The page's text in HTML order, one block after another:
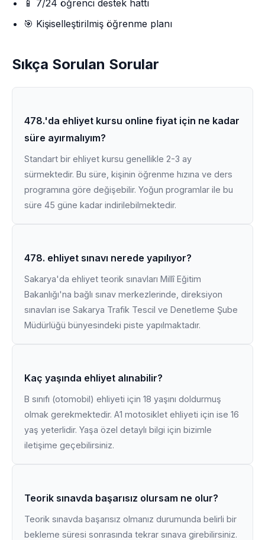
📱 7/24 öğrenci destek hattı
🎯 Kişiselleştirilmiş öğrenme planı
Sıkça Sorulan Sorular
478.'da ehliyet kursu online fiyat için ne kadar
süre ayırmalıyım?
Standart bir ehliyet kursu genellikle 2-3 ay
sürmektedir. Bu süre, kişinin öğrenme hızına ve ders
programına göre değişebilir. Yoğun programlar ile bu
süre 45 güne kadar indirilebilmektedir.
478. ehliyet sınavı nerede yapılıyor?
Sakarya'da ehliyet teorik sınavları Millî Eğitim
Bakanlığı'na bağlı sınav merkezlerinde, direksiyon
sınavları ise Sakarya Trafik Tescil ve Denetleme Şube
Müdürlüğü bünyesindeki piste yapılmaktadır.
Kaç yaşında ehliyet alınabilir?
B sınıfı (otomobil) ehliyeti için 18 yaşını doldurmuş
olmak gerekmektedir. A1 motosiklet ehliyeti için ise 16
yaş yeterlidir. Yaşa özel detaylı bilgi için bizimle
iletişime geçebilirsiniz.
Teorik sınavda başarısız olursam ne olur?
Teorik sınavda başarısız olmanız durumunda belirli bir
bekleme süresi sonrasında tekrar sınava girebilirsiniz.